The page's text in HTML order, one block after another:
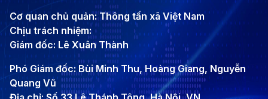
Cơ quan chủ quản: Thông tấn xã Việt Nam
Chịu trách nhiệm:
Giám đốc: Lê Xuân Thành
Phó Giám đốc: Bùi Minh Thu, Hoàng Giang, Nguyễn
Quang Vũ